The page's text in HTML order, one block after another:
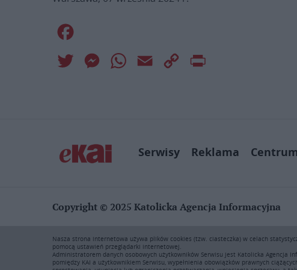
Twitter MessengerWhatsApp
Email
Copy
Serwisy Reklama
Copyright © 2025 Katolicka Agencja Informacyjna
rozpowszechnianie zawartości niniejszego serwisu lub jej
prawie autorskim, ochronie baz danych i uczciwej konkurencji -
22 635 77 18 e-mail: marketing@ekai.pl
Nasza strona internetowa używa plików cookies (tzw. ciasteczka) w celach
pomocą ustawień przeglądarki internetowej.
Administratorem danych osobowych użytkowników Serwisu jest Katolicka Agencja
pomiędzy KAI a użytkownikiem Serwisu, wypełnienia obowiązków prawnych